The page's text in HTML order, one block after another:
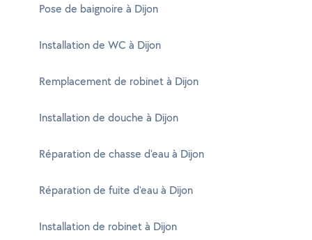
Pose de baignoire à Dijon
Installation de WC à Dijon
Remplacement de robinet à Dijon
Installation de douche à Dijon
Réparation de chasse d'eau à Dijon
Réparation de fuite d'eau à Dijon
Installation de robinet à Dijon